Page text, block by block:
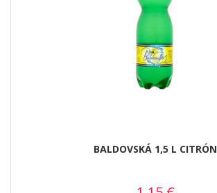
BALDOVSKÁ 1,5 L CITRÓN